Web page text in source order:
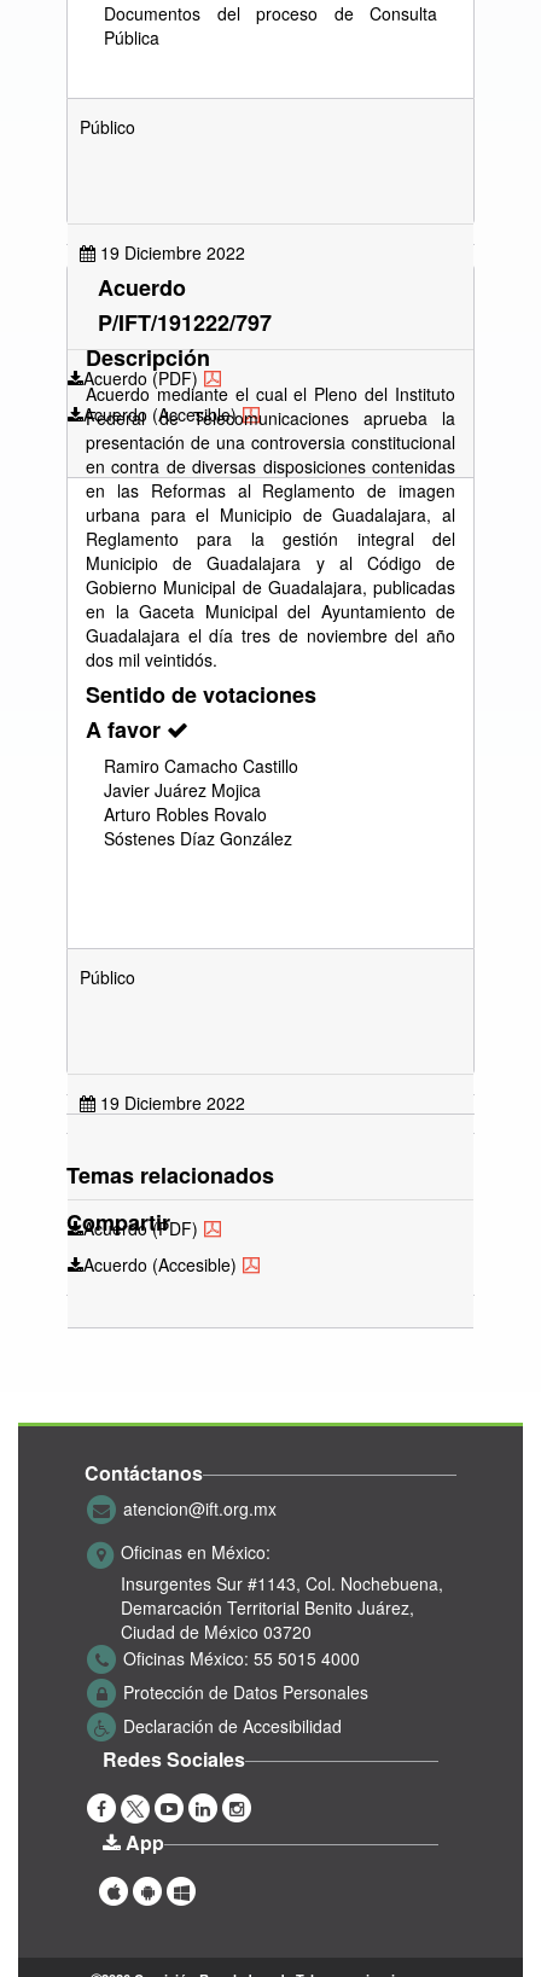
Documentos del proceso de Consulta
Pública
Público
19 Diciembre 2022
Acuerdo (PDF)
Acuerdo (Accesible)
Acuerdo
P/IFT/191222/797
Descripción
Acuerdo mediante el cual el Pleno del Instituto
Federal de Telecomunicaciones aprueba la
presentación de una controversia constitucional
en contra de diversas disposiciones contenidas
en las Reformas al Reglamento de imagen
urbana para el Municipio de Guadalajara, al
Reglamento para la gestión integral del
Municipio de Guadalajara y al Código de
Gobierno Municipal de Guadalajara, publicadas
en la Gaceta Municipal del Ayuntamiento de
Guadalajara el día tres de noviembre del año
dos mil veintidós.
Sentido de votaciones
A favor
Ramiro Camacho Castillo
Javier Juárez Mojica
Arturo Robles Rovalo
Sóstenes Díaz González
Público
19 Diciembre 2022
Acuerdo (PDF)
Acuerdo (Accesible)
Temas relacionados
Compartir
Contáctanos
atencion@ift.org.mx
Oficinas en México:
Insurgentes Sur #1143, Col. Nochebuena,
Demarcación Territorial Benito Juárez,
Ciudad de México 03720
Oficinas México: 55 5015 4000
Protección de Datos Personales
Declaración de Accesibilidad
Redes Sociales
App